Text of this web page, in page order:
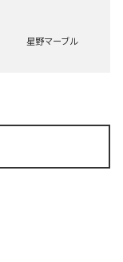
星野マーブル